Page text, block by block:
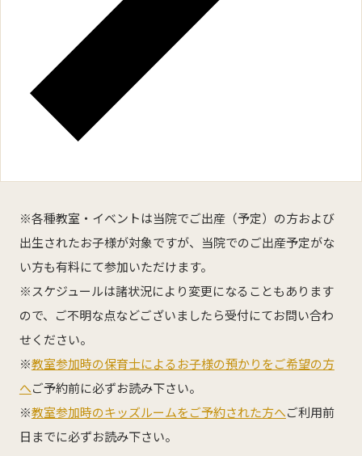
※各種教室・イベントは当院でご出産（予定）の方および
出生されたお子様が対象ですが、当院でのご出産予定がな
い方も有料にて参加いただけます。
※スケジュールは諸状況により変更になることもあります
ので、ご不明な点などございましたら受付にてお問い合わ
せください。
※教室参加時の保育士によるお子様の預かりをご希望の方
へご予約前に必ずお読み下さい。
※教室参加時のキッズルームをご予約された方へご利用前
日までに必ずお読み下さい。